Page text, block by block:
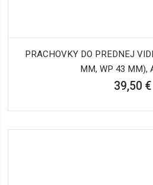
PRACHOVKY DO PREDNEJ
MM, WP 43 MM),
39,50 €